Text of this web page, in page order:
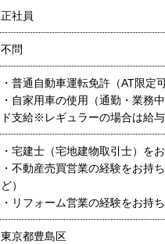
正社員
不問
・普通自動車運転免許（AT限定可
・自家用車の使用（通勤・業務
ド支給※レギュラーの場合は給
・宅建士（宅地建物取引士）を
・不動産売買営業の経験をお持
ど）
・リフォーム営業の経験をお持
東京都豊島区